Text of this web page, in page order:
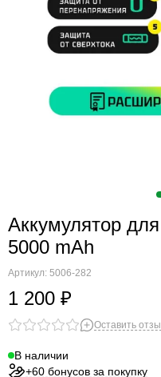
Считыватели, держатели
Звонки, динамики и вибро
Шлейфы
Проклейки дисплейного
Аккумулятор
5000 mAh
Артикул: 5006-282
1 200 ₽
Оставить
В наличии
+60 бонусов за покупку